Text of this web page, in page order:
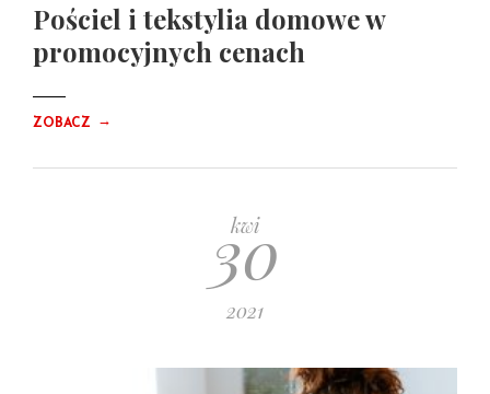
Pościel i tekstylia domowe w
promocyjnych cenach
ZOBACZ →
kwi
30
2021